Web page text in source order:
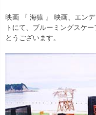
映画 『 海猿 』 映画、エン
トにて、ブルーミングスケ
とうございます。